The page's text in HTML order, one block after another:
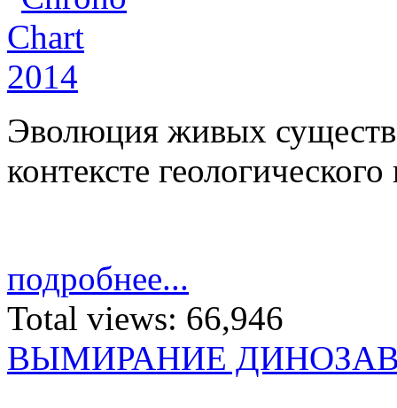
Эволюция живых
контексте
подробнее...
Total views: 66,946
ВЫМИРАНИЕ